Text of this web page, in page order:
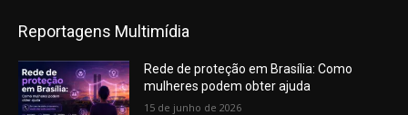
Reportagens Multimídia
Rede de proteção em Brasília: Como
mulheres podem obter ajuda
15 de junho de 2026